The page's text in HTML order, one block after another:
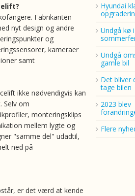
Fabrikanten
nyt design og andre
og
kameraer
samt
ikke nødvendigvis kan
Selv om
monteringsklips
mellem lygte og
"samme del" udadtil,
ned på
er det værd at kende
Hyundai
Undgå kø i
Undgå
gamle bil
Det bliver
tage bilen
2023 blev
Flere